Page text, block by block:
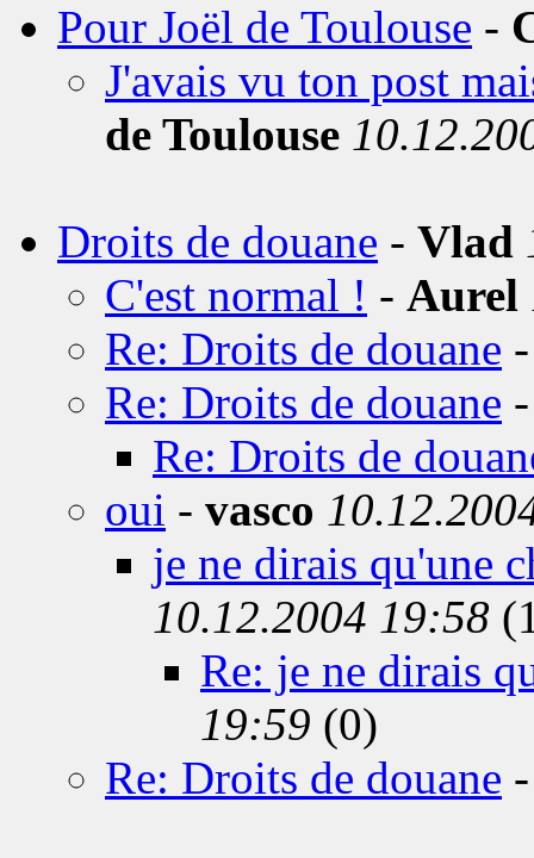
Pour Joël de Toulouse -
J'avais vu ton post
de Toulouse
Droits de douane - Vlad
C'est normal ! - Aurel
Re: Droits de douane
Re: Droits de douane
Re: Droits de
oui - vasco
je ne dirais qu'une
10.12.2004 19:58
Re: je ne dirais
19:59 (0)
Re: Droits de douane